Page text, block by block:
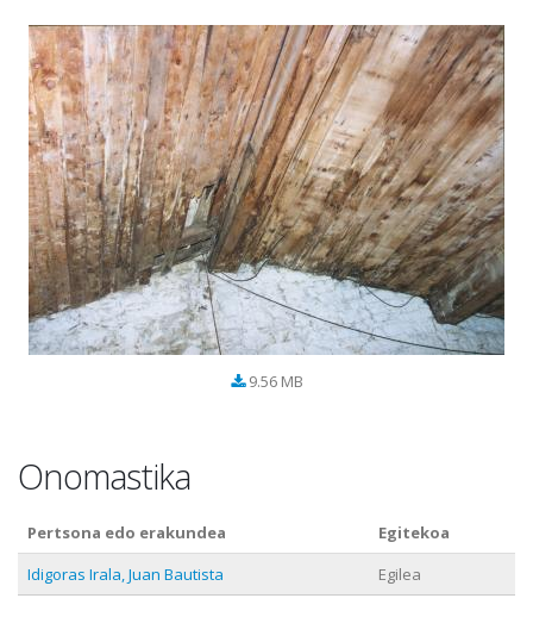
9.56 MB
Onomastika
Pertsona edo erakundea
Egitekoa
Idigoras Irala, Juan Bautista
Egilea